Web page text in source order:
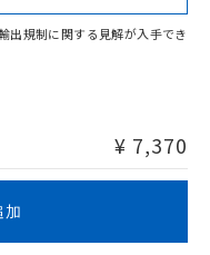
あります。
出規制に関する見解が入手でき
¥ 7,370
加